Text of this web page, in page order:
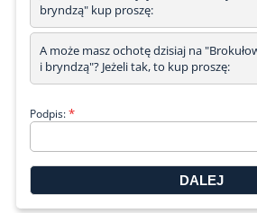
bryndzą" kup proszę:
A może masz ochotę dzisiaj na
i bryndzą"? Jeżeli tak, to kup proszę:
Podpis:*